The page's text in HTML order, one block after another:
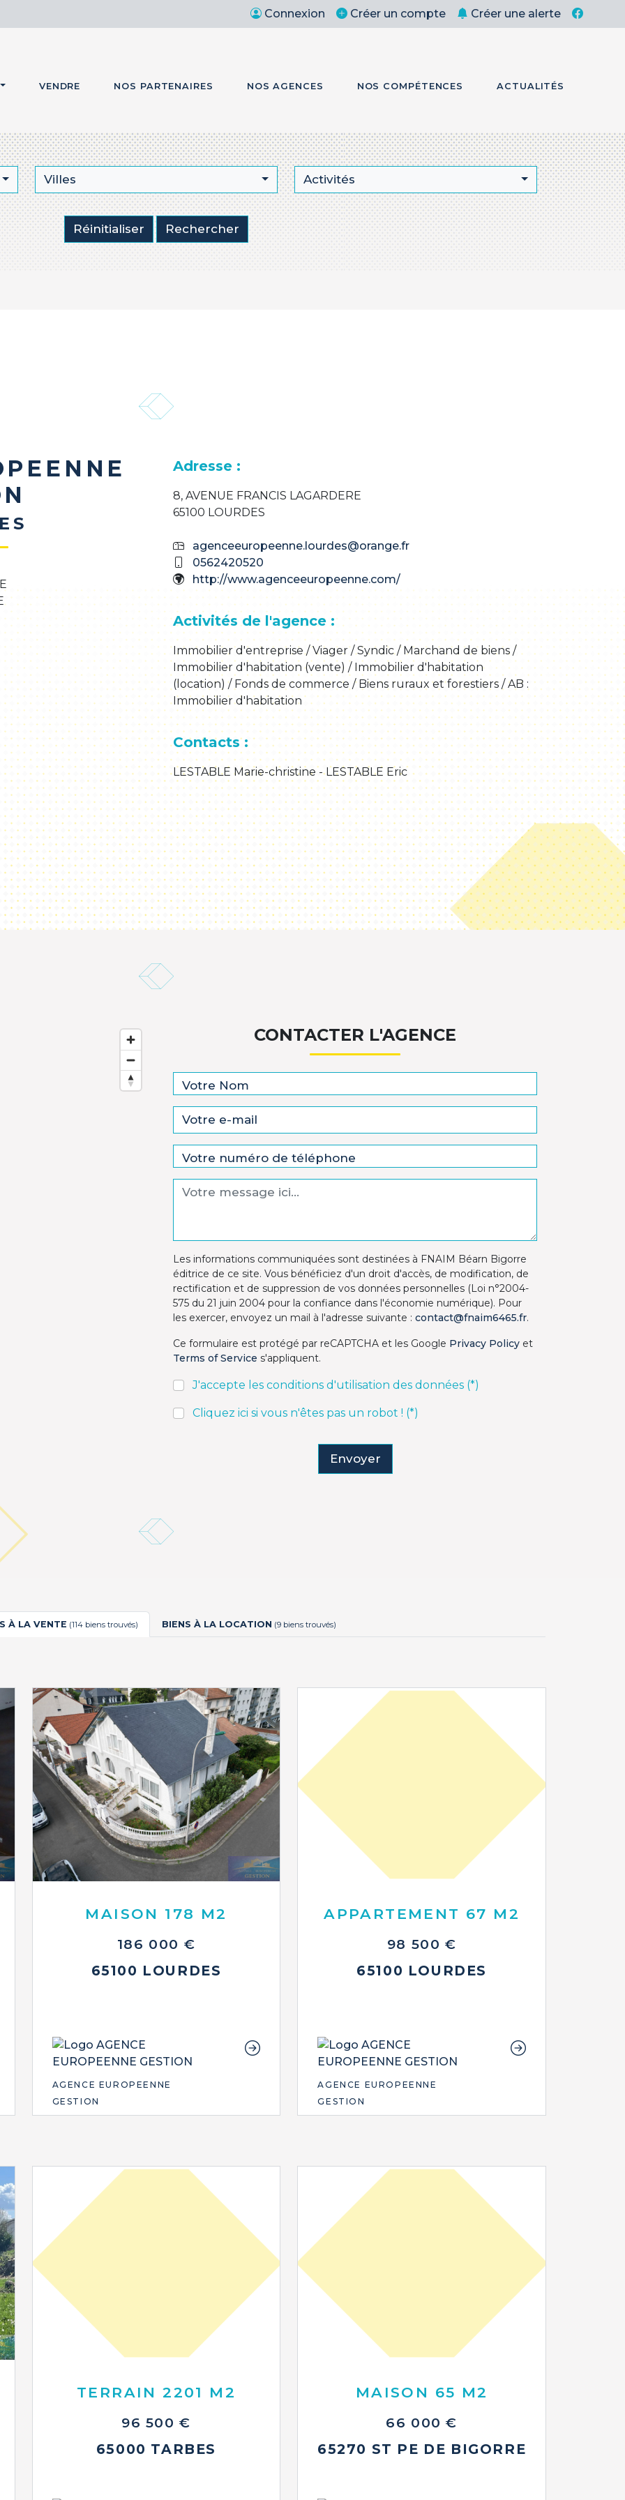
Connexion Créer un compte Créer une alerte
VENDRE NOS PARTENAIRES NOS AGENCES NOS COMPÉTENCES ACTUALITÉS
Villes Activités
Réinitialiser Rechercher
Adresse :
8, AVENUE FRANCIS LAGARDERE
65100 LOURDES
agenceeuropeenne.lourdes@orange.fr
0562420520
http://www.agenceeuropeenne.com/
Activités de l'agence :
Immobilier d'entreprise / Viager / Syndic / Marchand de biens /
Immobilier d'habitation (vente) / Immobilier d'habitation
(location) / Fonds de commerce / Biens ruraux et forestiers / AB :
Immobilier d'habitation
Contacts :
LESTABLE Marie-christine - LESTABLE Eric
CONTACTER L'AGENCE
Les informations communiquées sont destinées à FNAIM Béarn Bigorre
éditrice de ce site. Vous bénéficiez d'un droit d'accès, de modification, de
rectification et de suppression de vos données personnelles (Loi n°2004-
575 du 21 juin 2004 pour la confiance dans l'économie numérique). Pour
les exercer, envoyez un mail à l'adresse suivante : contact@fnaim6465.fr.
Ce formulaire est protégé par reCAPTCHA et les Google Privacy Policy et
Terms of Service s'appliquent.
J'accepte les conditions d'utilisation des données (*)
Cliquez ici si vous n'êtes pas un robot ! (*)
Envoyer
À LA VENTE (114 biens trouvés) BIENS À LA LOCATION (9 biens trouvés)
MAISON 178 M2
186 000 €
65100 LOURDES
AGENCE EUROPEENNE
GESTION
APPARTEMENT 67 M2
98 500 €
65100 LOURDES
AGENCE EUROPEENNE
GESTION
TERRAIN 2201 M2
96 500 €
65000 TARBES
MAISON 65 M2
66 000 €
65270 ST PE DE BIGORRE